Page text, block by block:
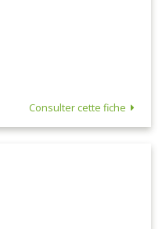
Consulter cette fiche